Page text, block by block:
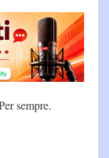
Per sempre.